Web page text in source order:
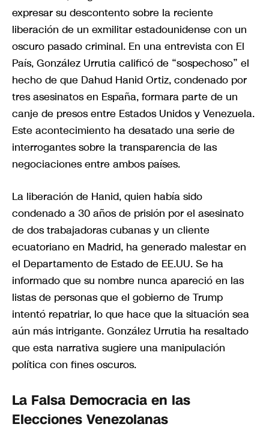
expresar su descontento sobre la reciente
liberación de un exmilitar estadounidense con un
oscuro pasado criminal. En una entrevista con El
País, González Urrutia calificó de “sospechoso” el
hecho de que Dahud Hanid Ortiz, condenado por
tres asesinatos en España, formara parte de un
canje de presos entre Estados Unidos y Venezuela.
Este acontecimiento ha desatado una serie de
interrogantes sobre la transparencia de las
negociaciones entre ambos países.
La liberación de Hanid, quien había sido
condenado a 30 años de prisión por el asesinato
de dos trabajadoras cubanas y un cliente
ecuatoriano en Madrid, ha generado malestar en
el Departamento de Estado de EE.UU. Se ha
informado que su nombre nunca apareció en las
listas de personas que el gobierno de Trump
intentó repatriar, lo que hace que la situación sea
aún más intrigante. González Urrutia ha resaltado
que esta narrativa sugiere una manipulación
política con fines oscuros.
La Falsa Democracia en las
Elecciones Venezolanas